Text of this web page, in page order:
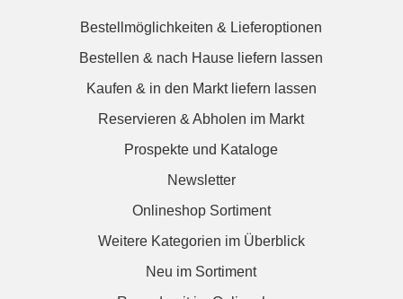
Bestellmöglichkeiten & Lieferoptionen
Bestellen & nach Hause liefern lassen
Kaufen & in den Markt liefern lassen
Reservieren & Abholen im Markt
Prospekte und Kataloge
Newsletter
Onlineshop Sortiment
Weitere Kategorien im Überblick
Neu im Sortiment